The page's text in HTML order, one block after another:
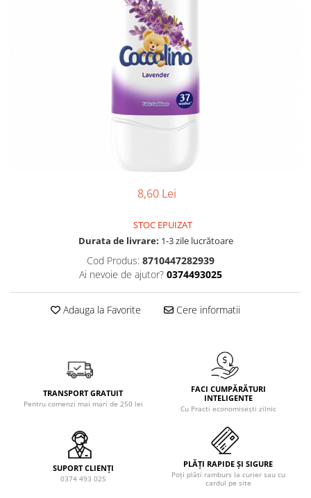
Echipamente de curăţenie
Folie aluminiu,folie alimentara
Servetel
Solutie de indepartat rugina si
Sapun lichid, sapun
pentru par, masca de par
8,60 Lei
STOC EPUIZAT
Durata de livrare: 1-3 zile lucrătoare
Cod Produs: 8710447282939
Ai nevoie de ajutor? 0374493025
Adauga la Favorite Cere informatii
TRANSPORT GRATUIT
Pentru comenzi mai mari de 250 lei
FACI CUMPĂRĂTURI
INTELIGENTE
Cu Practi economisești zilnic
SUPORT CLIENȚI
0374 493 025
PLĂȚI RAPIDE ȘI SIGURE
Poți plăti ramburs la curier sau cu
cardul pe site